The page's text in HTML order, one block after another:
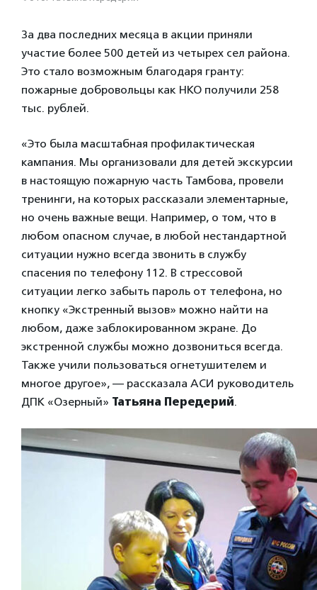
За два последних месяца в акции приняли
участие более 500 детей из четырех сел района.
Это стало возможным благодаря гранту:
пожарные добровольцы как НКО получили 258
тыс. рублей.
«Это была масштабная профилактическая
кампания. Мы организовали для детей экскурсии
в настоящую пожарную часть Тамбова, провели
тренинги, на которых рассказали элементарные,
но очень важные вещи. Например, о том, что в
любом опасном случае, в любой нестандартной
ситуации нужно всегда звонить в службу
спасения по телефону 112. В стрессовой
ситуации легко забыть пароль от телефона, но
кнопку «Экстренный вызов» можно найти на
любом, даже заблокированном экране. До
экстренной службы можно дозвониться всегда.
Также учили пользоваться огнетушителем и
многое другое», — рассказала АСИ руководитель
ДПК «Озерный» Татьяна Передерий.